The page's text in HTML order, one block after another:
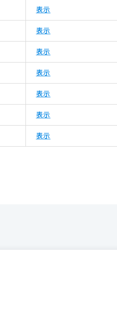
表示
表示
表示
表示
表示
表示
表示